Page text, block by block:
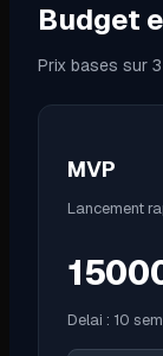
Budget
Prix bases sur
MVP
Lancement
Delai : 10